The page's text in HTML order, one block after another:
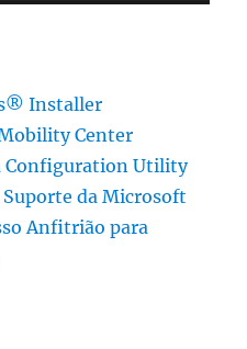
Installer
Center
Configuration Utility
da Microsoft
Anfitrião para